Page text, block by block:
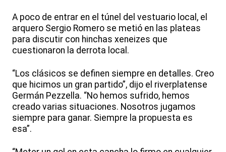
A poco de entrar en el túnel del vestuario local, el
arquero Sergio Romero se metió en las plateas
para discutir con hinchas xeneizes que
cuestionaron la derrota local.
“Los clásicos se definen siempre en detalles. Creo
que hicimos un gran partido”, dijo el riverplatense
Germán Pezzella. “No hemos sufrido, hemos
creado varias situaciones. Nosotros jugamos
siempre para ganar. Siempre la propuesta es
esa”.